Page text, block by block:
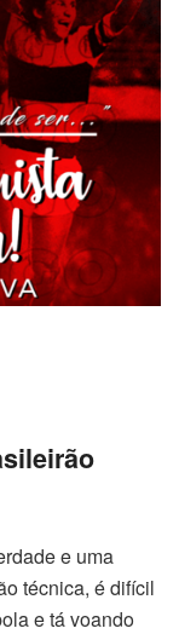
e uma
técnica, é difícil
e tá voando